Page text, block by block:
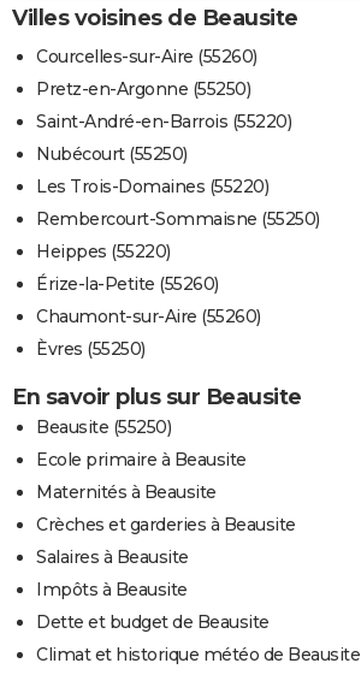
Villes voisines de Beausite
Courcelles-sur-Aire (55260)
Pretz-en-Argonne (55250)
Saint-André-en-Barrois (55220)
Nubécourt (55250)
Les Trois-Domaines (55220)
Rembercourt-Sommaisne (55250)
Heippes (55220)
Érize-la-Petite (55260)
Chaumont-sur-Aire (55260)
Èvres (55250)
En savoir plus sur Beausite
Beausite (55250)
Ecole primaire à Beausite
Maternités à Beausite
Crèches et garderies à Beausite
Salaires à Beausite
Impôts à Beausite
Dette et budget de Beausite
Climat et historique météo de Beausite